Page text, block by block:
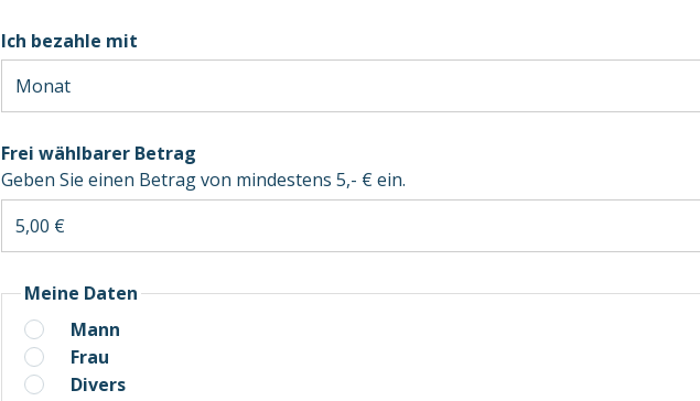
Ich bezahle mit
Frei wählbarer Betrag
Geben Sie einen Betrag von mindestens 5,- € ein.
Meine Daten
Mann
Frau
Divers